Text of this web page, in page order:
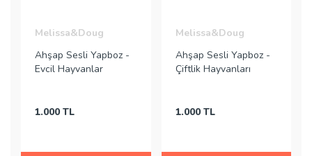
Melissa&Doug
Ahşap Sesli Yapboz -
Evcil Hayvanlar
1.000 TL
Melissa&Doug
Ahşap Sesli Yapboz -
Çiftlik Hayvanları
1.000 TL